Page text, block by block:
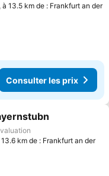
13.5 km de : Frankfurt an der
Consulter les prix
à mes favoris
km de : Frankfurt an der